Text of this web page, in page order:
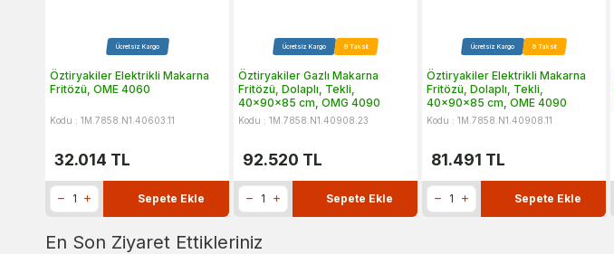
Ücretsiz Kargo
Öztiryakiler Elektrikli Makarna
Fritözü, OME 4060
Kodu : 1M.7858.N1.40603.11
32.014 TL
Sepete Ekle
Ücretsiz Kargo 9 Taksit
Öztiryakiler Gazlı Makarna
Fritözü, Dolaplı, Tekli,
40x90x85 cm, OMG 4090
Kodu : 1M.7858.N1.40908.23
92.520 TL
Sepete Ekle
Ücretsiz Kargo 9 Taksit
Öztiryakiler Elektrikli Makarna
Fritözü, Dolaplı, Tekli,
40x90x85 cm, OME 4090
Kodu : 1M.7858.N1.40908.11
81.491 TL
Sepete Ekle
En Son Ziyaret Ettikleriniz